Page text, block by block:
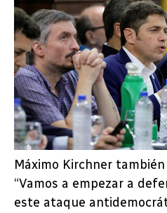
Máximo Kirchner
“Vamos a empezar a
este ataque